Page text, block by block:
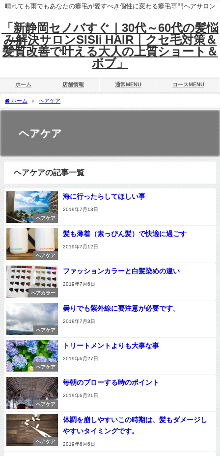
晴れても雨でもあなたの癖毛が愛すべき個性に変わる癖毛専門ヘアサロン
「新静岡セノバすぐ｜30代～60代の髪悩
み解決サロンSISIi HAIR｜クセ毛対策＆
髪質改善で叶える大人の上質ショート＆
ボブ」
ホーム 店舗情報 通常MENU コースMENU
ホーム ヘアケア
ヘアケア
ヘアケアの記事一覧
ヘアケア
海に行ったらしてほしい事
2019年7月13日
ヘアケア
髪も薄着（素っぴん髪）で快適に過ごす
2019年7月12日
ヘアカラー
ファッションカラーと白髪染めの違い
2019年7月6日
ヘアケア
曇りでも紫外線に要注意が必要です。
2019年7月3日
ヘアケア
トリートメントよりも大事な事
2019年6月27日
ヘアケア
毎朝のブローする時のポイント
2019年6月21日
ヘアケア
体調を崩しやすいこの時期は、髪もダメージし
やすいタイミングです。
2019年6月6日